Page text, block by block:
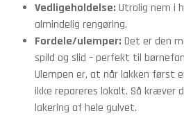
Vedligeholdelse: Utrolig nem i
almindelig rengøring.
Fordele/ulemper: Det er den
spild og slid – perfekt til
Ulempen er, at når lakken først
ikke repareres lokalt. Så kræver
lakering af hele gulvet.